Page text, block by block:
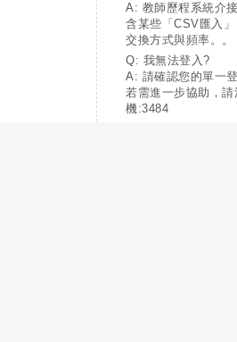
A: 教師歷程系統介
含某些「CSV匯入
交換方式與頻率。。
Q: 我無法登入?
A: 請確認您的單一
若需進一步協助，
機:3484